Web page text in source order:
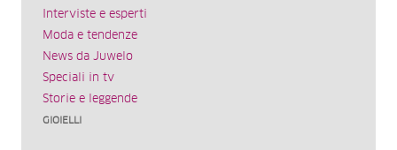
Interviste e esperti
Moda e tendenze
News da Juwelo
Speciali in tv
Storie e leggende
GIOIELLI